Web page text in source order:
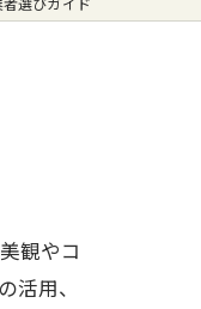
観やコ
用、